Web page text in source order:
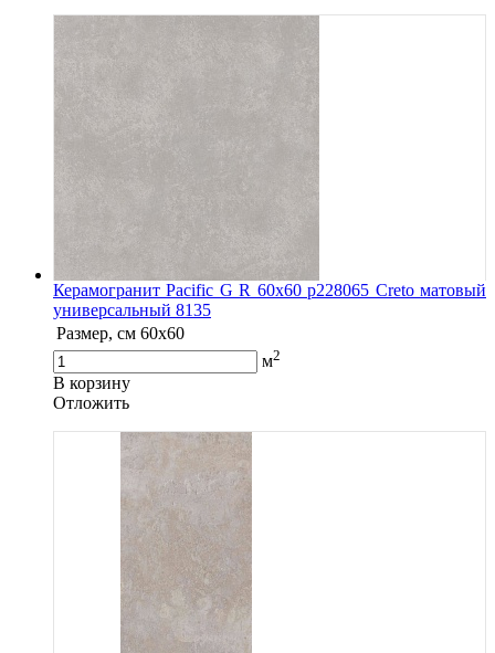
Керамогранит Pacific G R 60х60 р228065 Creto матовый
универсальный 8135
Размер, см 60x60
м2
В корзину
Oтложить